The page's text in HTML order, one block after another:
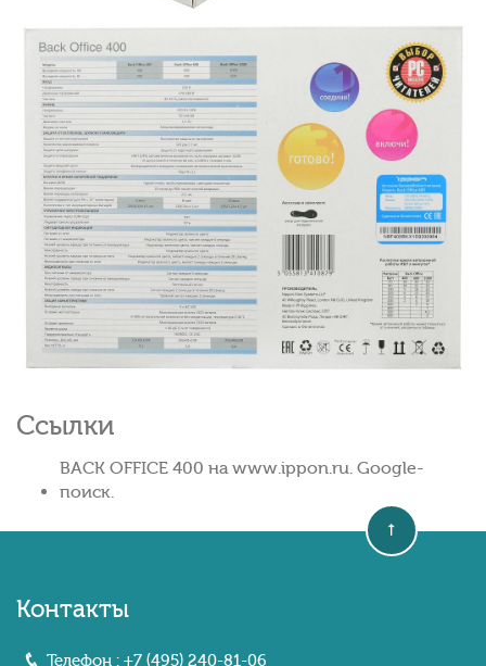
Ссылки
BACK OFFICE 400 на www.ippon.ru. Google-
поиск.
Контакты
Телефон : +7 (495) 240-81-06